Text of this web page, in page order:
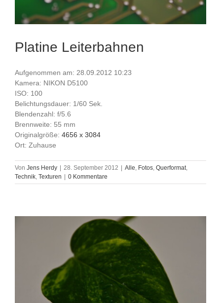
Platine Leiterbahnen
Aufgenommen am: 28.09.2012 10:23
Kamera: NIKON D5100
ISO: 100
Belichtungsdauer: 1/60 Sek.
Blendenzahl: f/5.6
Brennweite: 55 mm
Originalgröße: 4656 x 3084
Ort: Zuhause
Von Jens Herdy 28. September 2012 Alle, Fotos, Querformat,
Technik, Texturen 0 Kommentare